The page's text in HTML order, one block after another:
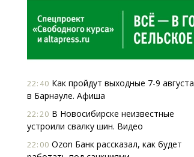
22:40 Как пройдут выходные 7-9 августа
в Барнауле. Афиша
22:20 В Новосибирске неизвестные
устроили свалку шин. Видео
22:00 Ozon Банк рассказал, как будет